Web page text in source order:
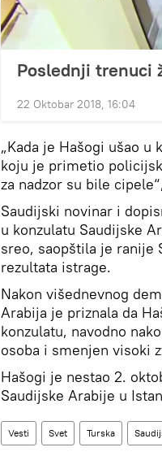
Poslednji trenuci
22 Oktobar 2018, 16:04
„Kada je Hašogi ušao
koju je primetio
za nadzor su bile
Saudijski novinar i
u konzulatu Saudijske
sreo, saopštila je ranije
rezultata istrage.
Nakon višednevnog
Arabija je priznala da
konzulatu, navodno
osoba i smenjen visoki
Hašogi je nestao 2.
Saudijske Arabije u
Vesti Svet Turska